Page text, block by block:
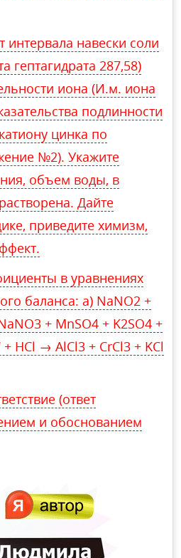
интервала навески соли
гептагидрата 287,58)
иона (И.м. иона
подлинности
цинка по
№2). Укажите
объем воды, в
Дайте
приведите химизм,
в уравнениях
баланса: а) NaNO2 +
+ MnSO4 + K2SO4 +
HCl → AlCl3 + CrCl3 + KCl
(ответ
и обоснованием